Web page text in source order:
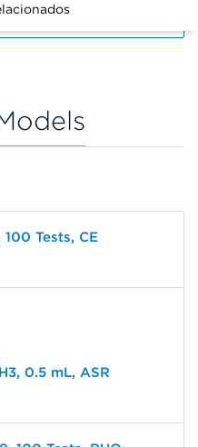
100 Tests, CE
0.5 mL, ASR